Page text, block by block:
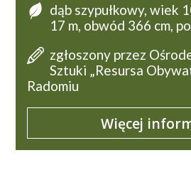
dąb szypułkowy, wiek
17 m, obwód 366 cm,
zgłoszony przez
Sztuki „Resursa
Radomiu
Więcej